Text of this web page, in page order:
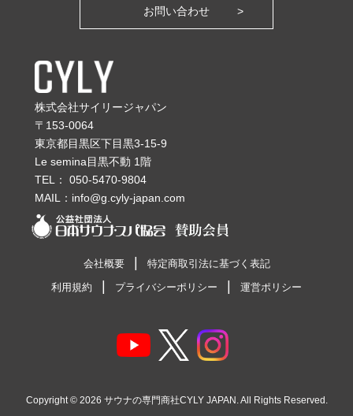
お問い合わせ
株式会社サイリージャパン
〒153-0064
東京都目黒区下目黒3-15-9
Le semina目黒不動 1階
TEL： 050-5470-9804
MAIL： info@g.cyly-japan.com
会社概要
特定商取引法に基づく表記
利用規約
プライバシーポリシー 運営ポリシー
Copyright © 2026 サウナの専門商社CYLY JAPAN . All Rights Reserved.